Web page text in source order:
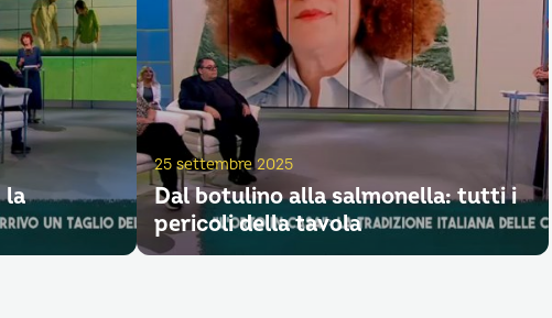
la
25 settembre 2025
Dal botulino alla salmonella: tutti i
pericoli della tavola